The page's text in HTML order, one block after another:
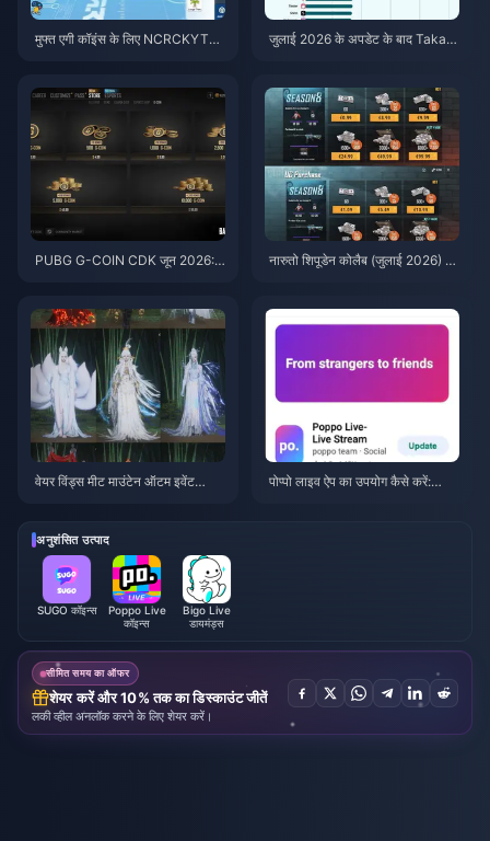
मुफ्त एगी कॉइंस के लिए NCRCKYT8E
जुलाई 2026 के अपडेट के बाद Taka L
PUBG G-COIN CDK जून 2026:
नारुतो शिपूडेन कोलैब (जुलाई 2026) के
टॉप-अप
वेयर विंड्स मीट माउंटेन ऑटम इवेंट
पोप्पो लाइव ऐप का उपयोग कैसे करें:
अनुशंसित उत्पाद
SUGO कॉइन्स
Poppo Live
कॉइन्स
Bigo Live
डायमंड्स
सीमित समय का ऑफर
शेयर करें और 10% तक का डिस्काउंट जीतें
लकी व्हील अनलॉक करने के लिए शेयर करें।